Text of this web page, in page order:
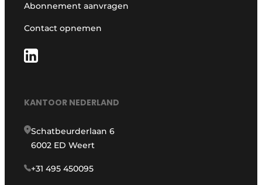
Abonnement aanvragen
Contact opnemen
KANTOOR NEDERLAND
Schatbeurderlaan 6
6002 ED Weert
+31 495 450095